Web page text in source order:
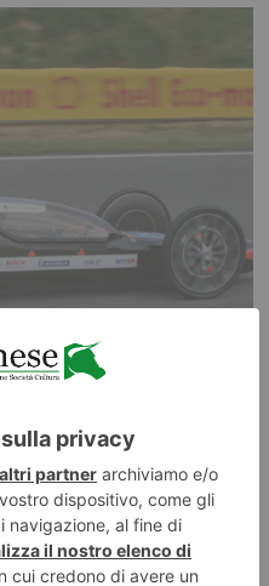
LA ‘CAMPANA DEI TRE
presieduta dal sacerdote
gremita domenica